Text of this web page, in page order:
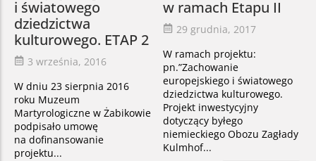
i światowego
dziedzictwa
kulturowego. ETAP 2
3 września, 2016
W dniu 23 sierpnia 2016
roku Muzeum
Martyrologiczne w Żabikowie
podpisało umowę
na dofinansowanie
projektu...
w ramach Etapu II
29 grudnia, 2017
W ramach projektu:
pn.”Zachowanie
europejskiego i światowego
dziedzictwa kulturowego.
Projekt inwestycyjny
dotyczący byłego
niemieckiego Obozu Zagłady
Kulmhof...